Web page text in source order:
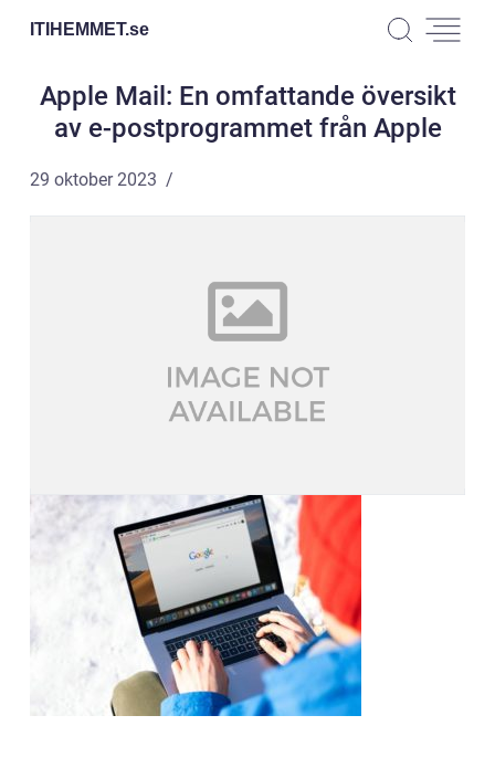
ITIHEMMET.se
Apple Mail: En omfattande översikt
av e-postprogrammet från Apple
29 oktober 2023